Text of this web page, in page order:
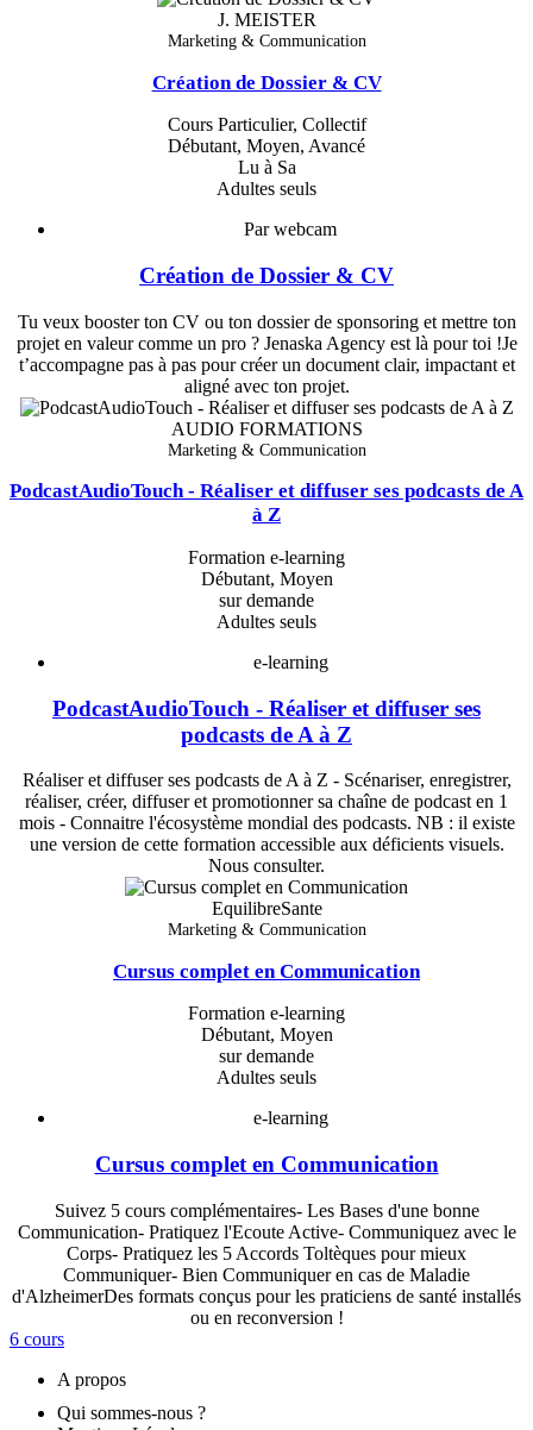
J. MEISTER
Marketing & Communication
Création de Dossier & CV
Cours Particulier, Collectif
Débutant, Moyen, Avancé
Lu à Sa
Adultes seuls
Par webcam
Création de Dossier & CV
Tu veux booster ton CV ou ton dossier de sponsoring et mettre ton
projet en valeur comme un pro ? Jenaska Agency est là pour toi !Je
t’accompagne pas à pas pour créer un document clair, impactant et
aligné avec ton projet.
AUDIO FORMATIONS
Marketing & Communication
PodcastAudioTouch - Réaliser et diffuser ses podcasts de A
à Z
Formation e-learning
Débutant, Moyen
sur demande
Adultes seuls
e-learning
PodcastAudioTouch - Réaliser et diffuser ses
podcasts de A à Z
Réaliser et diffuser ses podcasts de A à Z - Scénariser, enregistrer,
réaliser, créer, diffuser et promotionner sa chaîne de podcast en 1
mois - Connaitre l'écosystème mondial des podcasts. NB : il existe
une version de cette formation accessible aux déficients visuels.
Nous consulter.
EquilibreSante
Marketing & Communication
Cursus complet en Communication
Formation e-learning
Débutant, Moyen
sur demande
Adultes seuls
e-learning
Cursus complet en Communication
Suivez 5 cours complémentaires- Les Bases d'une bonne
Communication- Pratiquez l'Ecoute Active- Communiquez avec le
Corps- Pratiquez les 5 Accords Toltèques pour mieux
Communiquer- Bien Communiquer en cas de Maladie
d'AlzheimerDes formats conçus pour les praticiens de santé installés
ou en reconversion !
6 cours
A propos
Qui sommes-nous ?